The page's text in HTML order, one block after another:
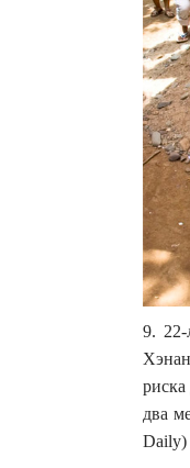
9. 22-
риска
два
Daily)